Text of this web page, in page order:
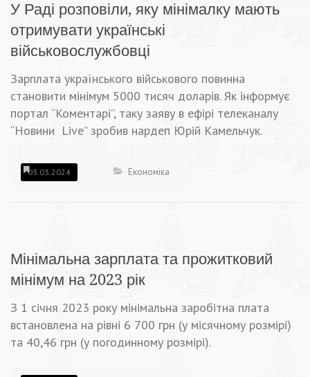
У Раді розповіли, яку мінімалку мають
отримувати українські
військовослужбовці
Зарплата українського військового повинна
становити мінімум 5000 тисяч доларів. Як інформує
портал “Коментарі”, таку заяву в ефірі телеканалу
“Новини Live” зробив нардеп Юрій Камельчук.
03.03.2024 Економіка
Мінімальна зарплата та прожитковий
мінімум на 2023 рік
З 1 січня 2023 року мінімальна заробітна плата
встановлена на рівні 6 700 грн (у місячному розмірі)
та 40,46 грн (у погодинному розмірі).